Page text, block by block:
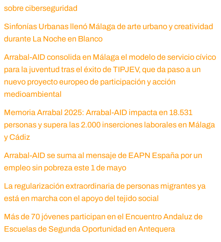
sobre ciberseguridad
Sinfonías Urbanas llenó Málaga de arte urbano y creatividad
durante La Noche en Blanco
Arrabal-AID consolida en Málaga el modelo de servicio cívico
para la juventud tras el éxito de TIPJEV, que da paso a un
nuevo proyecto europeo de participación y acción
medioambiental
Memoria Arrabal 2025: Arrabal-AID impacta en 18.531
personas y supera las 2.000 inserciones laborales en Málaga
y Cádiz
Arrabal-AID se suma al mensaje de EAPN España por un
empleo sin pobreza este 1 de mayo
La regularización extraordinaria de personas migrantes ya
está en marcha con el apoyo del tejido social
Más de 70 jóvenes participan en el Encuentro Andaluz de
Escuelas de Segunda Oportunidad en Antequera